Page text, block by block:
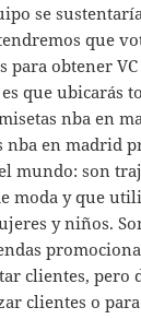
se
que
para obtener
que ubicarás
nba en
nba en madrid
mundo: son
moda y que
y niños.
clientes, pero
clientes o